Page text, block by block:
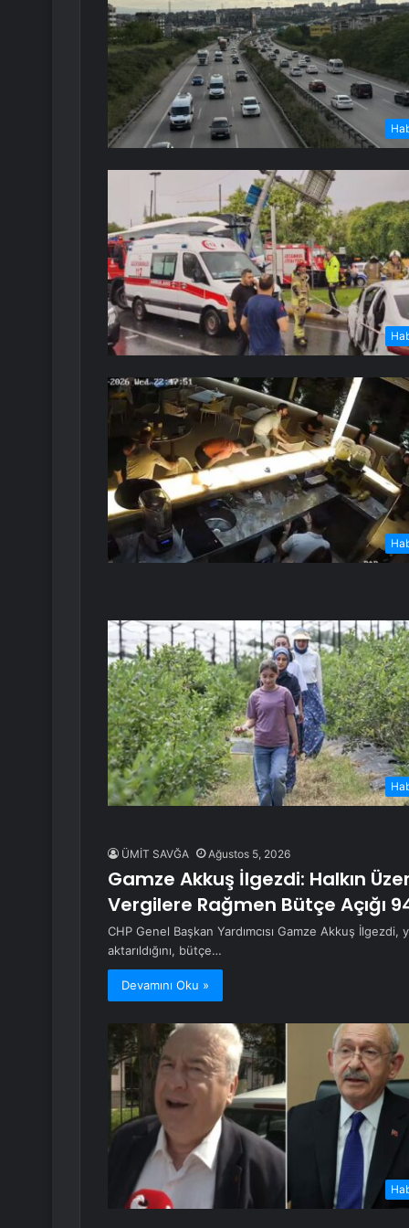
ÜMİT SAVĞA Ağustos 5, 2026
Gamze Akkuş İlgezdi: Halkın
Vergilere Rağmen Bütçe Açığı
CHP Genel Başkan Yardımcısı Gamze Akkuş
aktarıldığını, bütçe…
Devamını Oku »